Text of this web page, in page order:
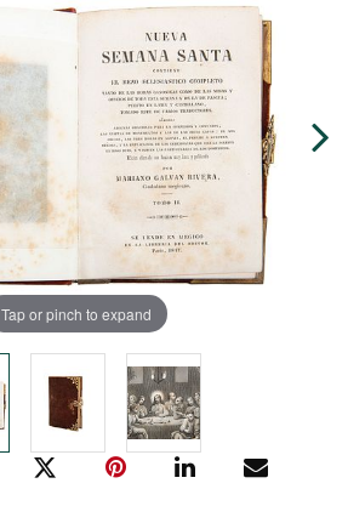
Tap or pinch to expand